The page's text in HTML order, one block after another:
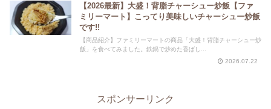
【2026最新】大盛！背脂チャーシュー炒飯【ファ
ミリーマート】こってり美味しいチャーシュー炒飯
です!!
【商品紹介】ファミリーマートの商品「大盛！背脂チャーシュー炒
飯」を食べてみました。鉄鍋で炒めた香ばし...
2026.07.22
スポンサーリンク